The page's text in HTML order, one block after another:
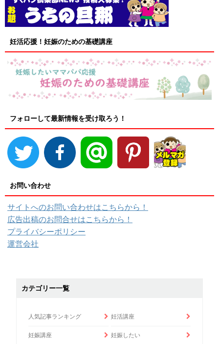
妊活応援！妊娠のための基礎講座
フォローして最新情報を受け取ろう！
お問い合わせ
サイトへのお問い合わせはこちらから！
広告出稿のお問合せはこちらから！
プライバシーポリシー
運営会社
カテゴリー一覧
人気記事ランキング 妊活講座
妊娠講座 妊娠したい